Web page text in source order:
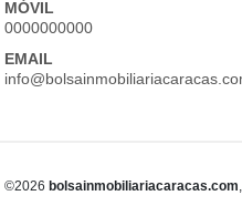
MÓVIL
0000000000
EMAIL
©2026 bolsainmobiliariacaracas.com